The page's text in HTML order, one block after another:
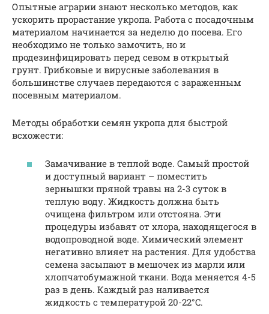
Опытные аграрии знают несколько методов, как
ускорить прорастание укропа. Работа с посадочным
материалом начинается за неделю до посева. Его
необходимо не только замочить, но и
продезинфицировать перед севом в открытый
грунт. Грибковые и вирусные заболевания в
большинстве случаев передаются с зараженным
посевным материалом.
Методы обработки семян укропа для быстрой
всхожести:
Замачивание в теплой воде. Самый простой
и доступный вариант – поместить
зернышки пряной травы на 2-3 суток в
теплую воду. Жидкость должна быть
очищена фильтром или отстояна. Эти
процедуры избавят от хлора, находящегося в
водопроводной воде. Химический элемент
негативно влияет на растения. Для удобства
семена засыпают в мешочек из марли или
хлопчатобумажной ткани. Вода меняется 4-5
раз в день. Каждый раз наливается
жидкость с температурой 20-22°C.